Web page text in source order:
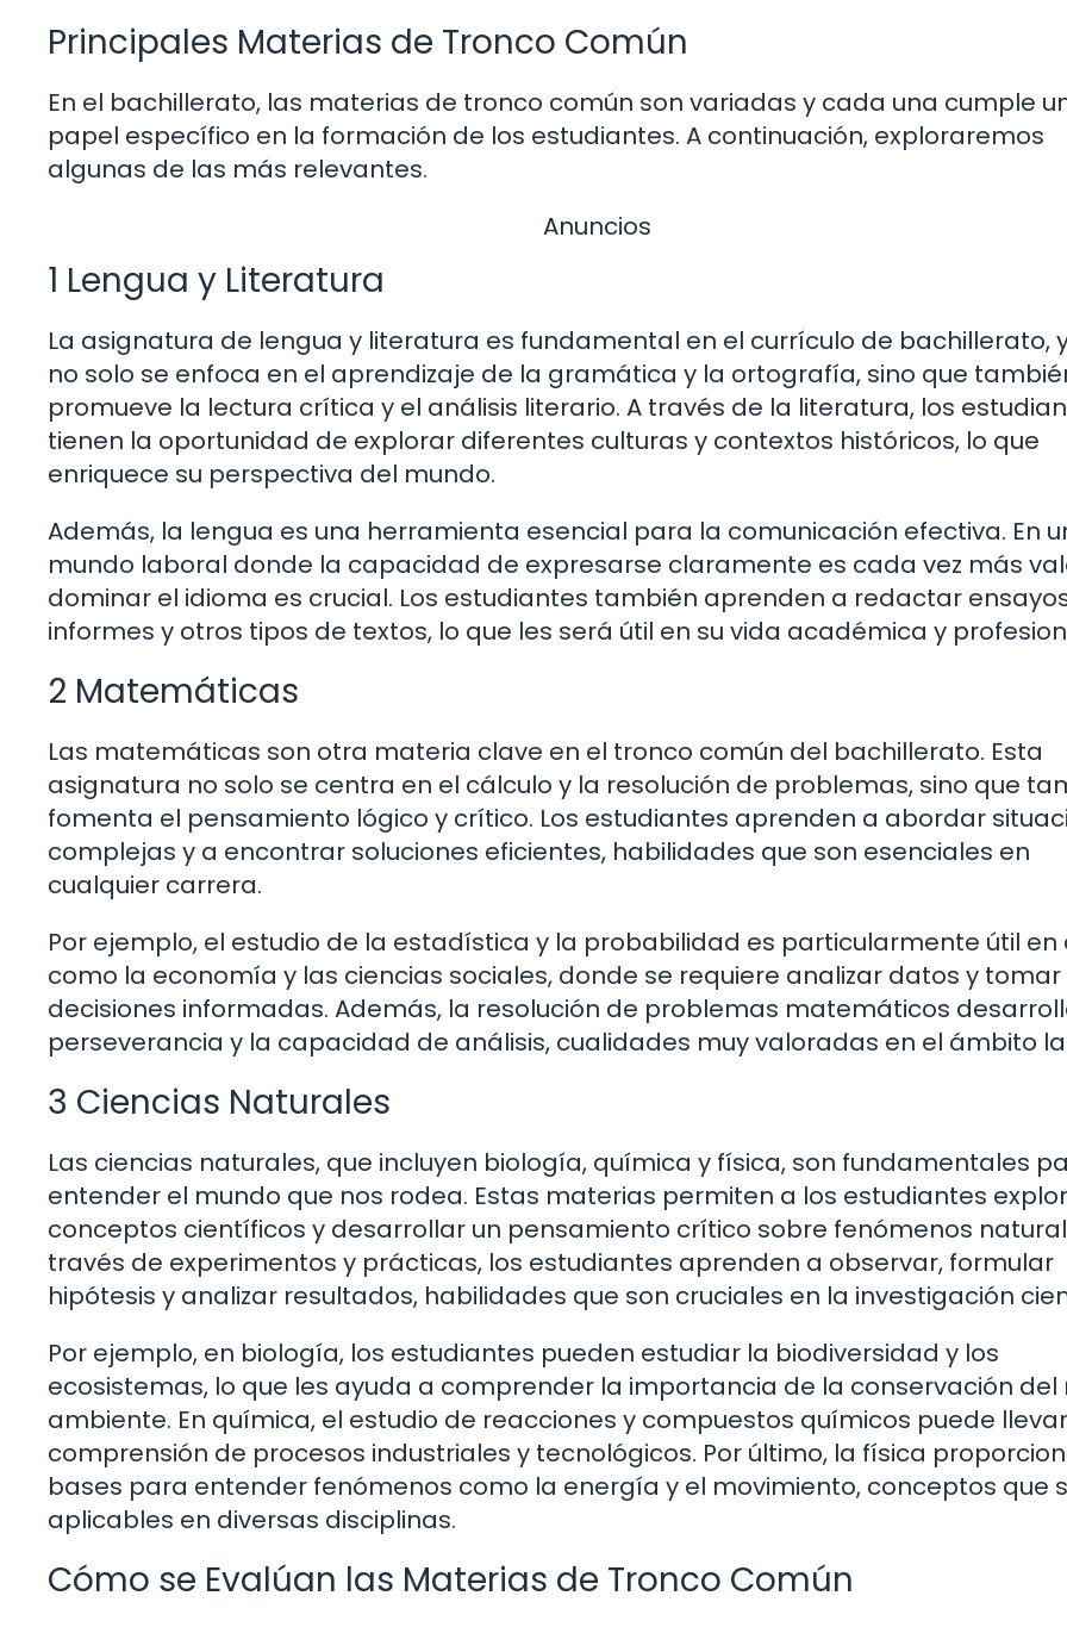
Principales Materias de Tronco Común
En el bachillerato, las materias de tronco común son variadas y cada una cumple
papel específico en la formación de los estudiantes. A continuación, exploraremos
algunas de las más relevantes.
Anuncios
1 Lengua y Literatura
La asignatura de lengua y literatura es fundamental en el currículo de bachillerato,
no solo se enfoca en el aprendizaje de la gramática y la ortografía, sino que
promueve la lectura crítica y el análisis literario. A través de la literatura, los
tienen la oportunidad de explorar diferentes culturas y contextos históricos, lo que
enriquece su perspectiva del mundo.
Además, la lengua es una herramienta esencial para la comunicación efectiva. En
mundo laboral donde la capacidad de expresarse claramente es cada vez más
dominar el idioma es crucial. Los estudiantes también aprenden a redactar
informes y otros tipos de textos, lo que les será útil en su vida académica y
2 Matemáticas
Las matemáticas son otra materia clave en el tronco común del bachillerato. Esta
asignatura no solo se centra en el cálculo y la resolución de problemas, sino que
fomenta el pensamiento lógico y crítico. Los estudiantes aprenden a abordar
complejas y a encontrar soluciones eficientes, habilidades que son esenciales en
cualquier carrera.
Por ejemplo, el estudio de la estadística y la probabilidad es particularmente útil en
como la economía y las ciencias sociales, donde se requiere analizar datos y tomar
decisiones informadas. Además, la resolución de problemas matemáticos
perseverancia y la capacidad de análisis, cualidades muy valoradas en el ámbito
3 Ciencias Naturales
Las ciencias naturales, que incluyen biología, química y física, son fundamentales
entender el mundo que nos rodea. Estas materias permiten a los estudiantes
conceptos científicos y desarrollar un pensamiento crítico sobre fenómenos
través de experimentos y prácticas, los estudiantes aprenden a observar, formular
hipótesis y analizar resultados, habilidades que son cruciales en la investigación
Por ejemplo, en biología, los estudiantes pueden estudiar la biodiversidad y los
ecosistemas, lo que les ayuda a comprender la importancia de la conservación del
ambiente. En química, el estudio de reacciones y compuestos químicos puede
comprensión de procesos industriales y tecnológicos. Por último, la física
bases para entender fenómenos como la energía y el movimiento, conceptos que
aplicables en diversas disciplinas.
Cómo se Evalúan las Materias de Tronco Común